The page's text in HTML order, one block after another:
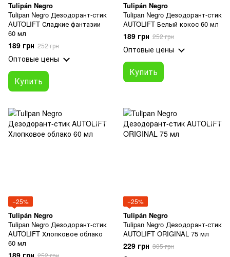
Tulipán Negro
Tulipan Negro Дезодорант-стик
AUTOLIFT Сладкие фантазии
60 мл
189 грн 252 грн
Оптовые цены
Купить
Tulipán Negro
Tulipan Negro Дезодорант-стик
AUTOLIFT Белый кокос 60 мл
189 грн 252 грн
Оптовые цены
Купить
−25%
Tulipán Negro
Tulipan Negro Дезодорант-стик
AUTOLIFT Хлопковое облако
60 мл
189 грн 252 грн
−25%
Tulipán Negro
Tulipan Negro Дезодорант-стик
AUTOLIFT ORIGINAL 75 мл
229 грн 305 грн